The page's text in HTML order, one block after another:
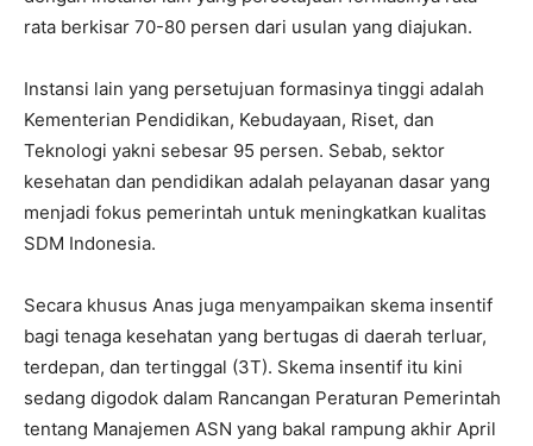
rata berkisar 70-80 persen dari usulan yang diajukan.
Instansi lain yang persetujuan formasinya tinggi adalah
Kementerian Pendidikan, Kebudayaan, Riset, dan
Teknologi yakni sebesar 95 persen. Sebab, sektor
kesehatan dan pendidikan adalah pelayanan dasar yang
menjadi fokus pemerintah untuk meningkatkan kualitas
SDM Indonesia.
Secara khusus Anas juga menyampaikan skema insentif
bagi tenaga kesehatan yang bertugas di daerah terluar,
terdepan, dan tertinggal (3T). Skema insentif itu kini
sedang digodok dalam Rancangan Peraturan Pemerintah
tentang Manajemen ASN yang bakal rampung akhir April